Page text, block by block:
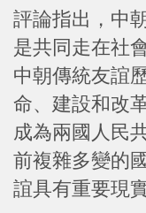
評論指出，中
是共同走在社
中朝傳統友誼
命、建設和改
成為兩國人民
前複雜多變的
誼具有重要現